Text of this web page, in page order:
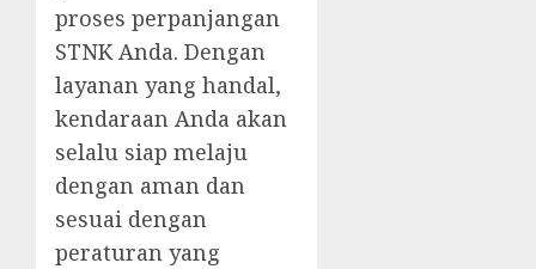
proses perpanjangan
STNK Anda. Dengan
layanan yang handal,
kendaraan Anda akan
selalu siap melaju
dengan aman dan
sesuai dengan
peraturan yang